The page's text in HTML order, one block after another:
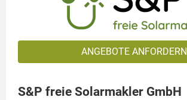
ANGEBOTE ANFORDERN
S&P freie Solarmakler GmbH